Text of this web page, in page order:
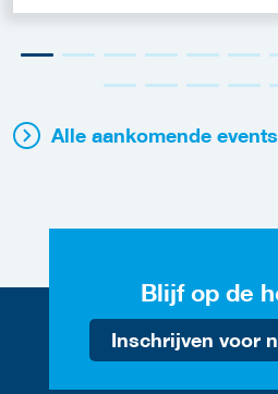
Alle aankomende events
Blijf op de
Inschrijven voor